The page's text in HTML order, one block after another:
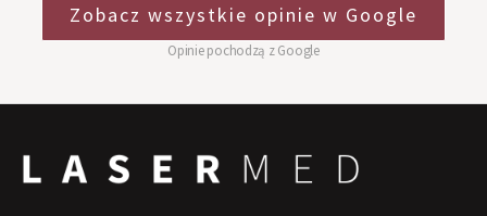
Zobacz wszystkie opinie w Google
Opinie pochodzą z Google